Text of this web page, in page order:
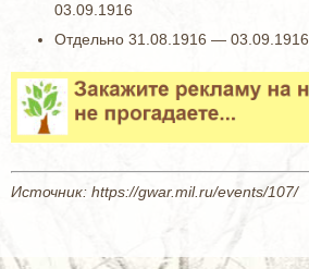
03.09.1916
Отдельно 31.08.1916 — 03.09.1916
Источник: https://gwar.mil.ru/events/107/